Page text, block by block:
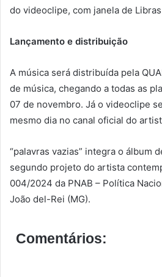
do videoclipe, com janela de
Lançamento e distribuição
A música será distribuída pela
de música, chegando a todas as
07 de novembro. Já o videoclipe
mesmo dia no canal oficial do
“palavras vazias” integra o álbum
segundo projeto do artista
004/2024 da PNAB – Política
João del-Rei (MG).
Comentários: